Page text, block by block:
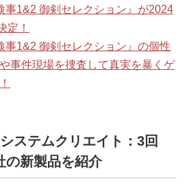
事1&2 御剣セレクション』が2024
定！
事1&2 御剣セレクション』の個性
事件現場を捜査して真実を暴くゲ
ステムクリエイト：3回
の新製品を紹介